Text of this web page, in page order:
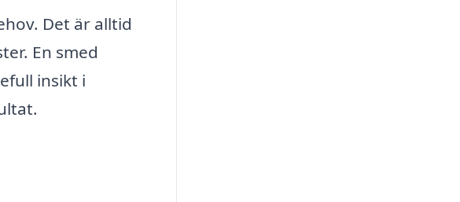
Det är alltid
En smed
insikt i